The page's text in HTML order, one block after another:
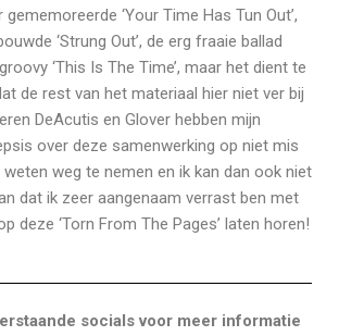
‘Your Time Has Tun Out’,
‘Strung Out’, de erg fraaie ballad
‘This Is The Time’, maar het dient te
de rest van het materiaal hier niet ver bij
DeAcutis en Glover hebben mijn
over deze samenwerking op niet mis
weg te nemen en ik kan dan ook niet
dat ik zeer aangenaam verrast ben met
deze ‘Torn From The Pages’ laten horen!
socials voor meer informatie